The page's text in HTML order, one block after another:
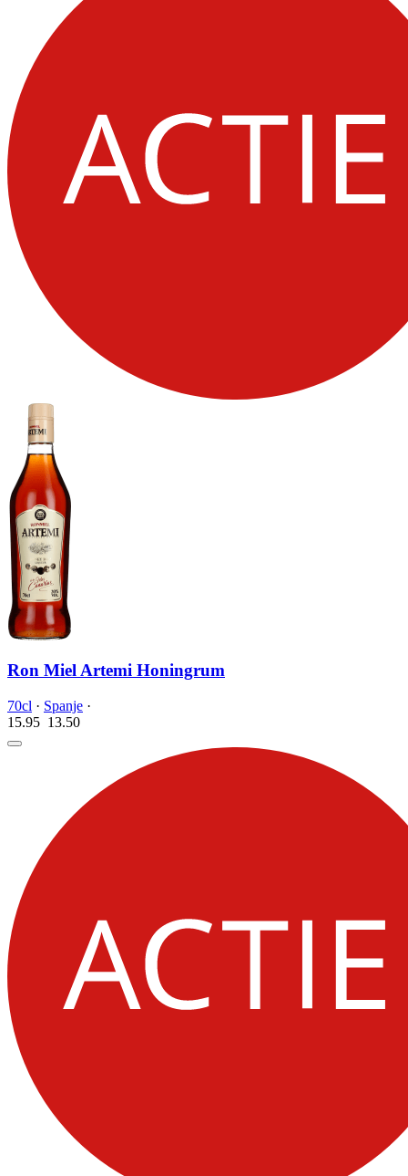
Ron Miel Artemi Honingrum
70cl · Spanje ·
15.95 13.50